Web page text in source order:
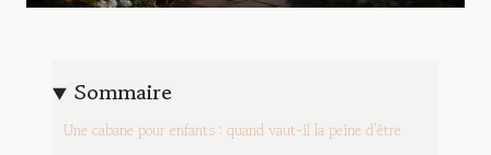
Sommaire
Une cabane pour enfants : quand vaut-il la peine d'être